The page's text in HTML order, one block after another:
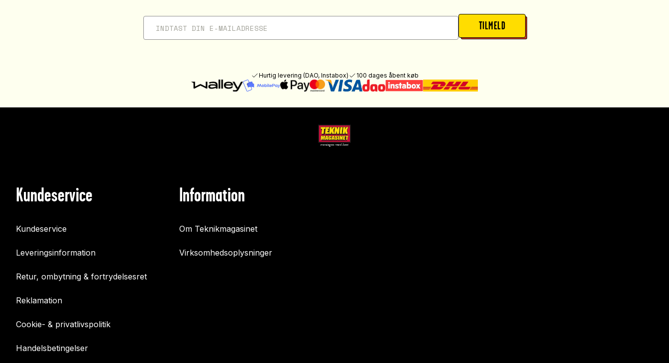
TILMELD
Hurtig levering (DAO, Instabox) 100 dages åbent køb
Kundeservice
Kundeservice
Leveringsinformation
Retur, ombytning & fortrydelsesret
Reklamation
Cookie- & privatlivspolitik
Handelsbetingelser
Information
Om Teknikmagasinet
Virksomhedsoplysninger